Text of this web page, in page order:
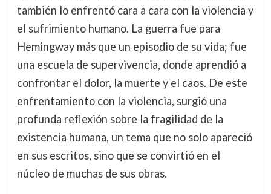
también lo enfrentó cara a cara con la violencia y
el sufrimiento humano. La guerra fue para
Hemingway más que un episodio de su vida; fue
una escuela de supervivencia, donde aprendió a
confrontar el dolor, la muerte y el caos. De este
enfrentamiento con la violencia, surgió una
profunda reflexión sobre la fragilidad de la
existencia humana, un tema que no solo apareció
en sus escritos, sino que se convirtió en el
núcleo de muchas de sus obras.